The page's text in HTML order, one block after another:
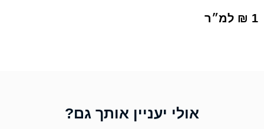
1 ₪ למ״ר
אולי יעניין אותך גם?